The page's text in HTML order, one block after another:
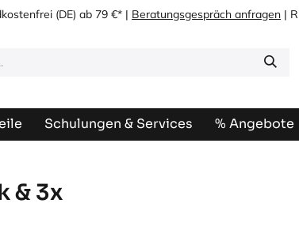
(DE) ab 79 €* | Beratungsgespräch anfragen |
Schulungen & Services % Angebote
& 3x